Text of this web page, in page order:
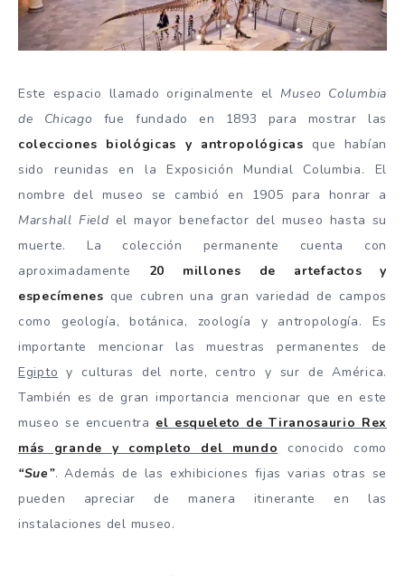
Este espacio llamado originalmente el Museo Columbia
de Chicago fue fundado en 1893 para mostrar las
colecciones biológicas y antropológicas que habían
sido reunidas en la Exposición Mundial Columbia. El
nombre del museo se cambió en 1905 para honrar a
Marshall Field el mayor benefactor del museo hasta su
muerte. La colección permanente cuenta con
aproximadamente 20 millones de artefactos y
especímenes que cubren una gran variedad de campos
como geología, botánica, zoología y antropología. Es
importante mencionar las muestras permanentes de
Egipto y culturas del norte, centro y sur de América.
También es de gran importancia mencionar que en este
museo se encuentra el esqueleto de Tiranosaurio Rex
más grande y completo del mundo conocido como
“Sue”. Además de las exhibiciones fijas varias otras se
pueden apreciar de manera itinerante en las
instalaciones del museo.